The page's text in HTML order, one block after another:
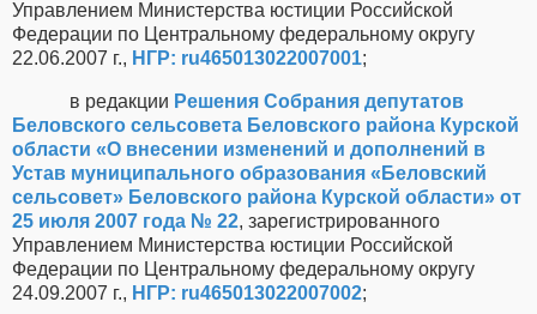
Управлением Министерства юстиции Российской
Федерации по Центральному федеральному округу
22.06.2007 г., НГР: ru465013022007001;
в редакции Решения Собрания депутатов
Беловского сельсовета Беловского района Курской
области «О внесении изменений и дополнений в
Устав муниципального образования «Беловский
сельсовет» Беловского района Курской области» от
25 июля 2007 года № 22, зарегистрированного
Управлением Министерства юстиции Российской
Федерации по Центральному федеральному округу
24.09.2007 г., НГР: ru465013022007002;